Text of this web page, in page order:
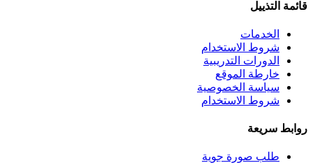
قائمة التذييل
الخدمات
شروط الاستخدام
الدورات التدريبية
خارطة الموقع
سياسة الخصوصية
شروط الاستخدام
روابط سريعة
طلب صورة جوية